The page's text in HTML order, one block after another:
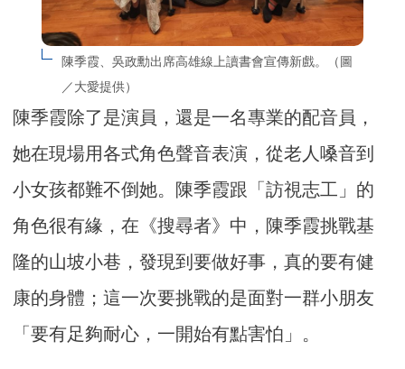
陳季霞、吳政勳出席高雄線上讀書會宣傳新戲。（圖
／大愛提供）
陳季霞除了是演員，還是一名專業的配音員，
她在現場用各式角色聲音表演，從老人嗓音到
小女孩都難不倒她。陳季霞跟「訪視志工」的
角色很有緣，在《搜尋者》中，陳季霞挑戰基
隆的山坡小巷，發現到要做好事，真的要有健
康的身體；這一次要挑戰的是面對一群小朋友
「要有足夠耐心，一開始有點害怕」。